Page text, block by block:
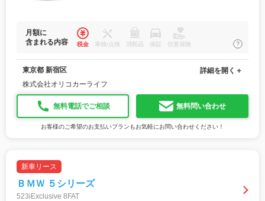
月額に
含まれる内容
税金 車検/点検 消耗品 保証 任意保険
東京都 新宿区
株式会社オリコカーライフ
詳細を開く＋
無料電話でご相談 無料問い合わせ
お客様のご希望のお支払いプランもお気軽にお問い合わせください！
新車リース
ＢＭＷ ５シリーズ
523iExclusive 8FAT